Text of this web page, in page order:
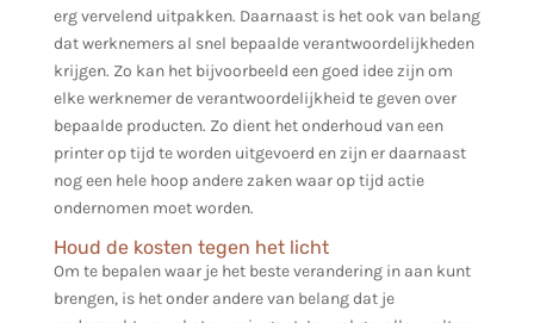
erg vervelend uitpakken. Daarnaast is het ook van belang
dat werknemers al snel bepaalde verantwoordelijkheden
krijgen. Zo kan het bijvoorbeeld een goed idee zijn om
elke werknemer de verantwoordelijkheid te geven over
bepaalde producten. Zo dient het onderhoud van een
printer op tijd te worden uitgevoerd en zijn er daarnaast
nog een hele hoop andere zaken waar op tijd actie
ondernomen moet worden.
Houd de kosten tegen het licht
Om te bepalen waar je het beste verandering in aan kunt
brengen, is het onder andere van belang dat je